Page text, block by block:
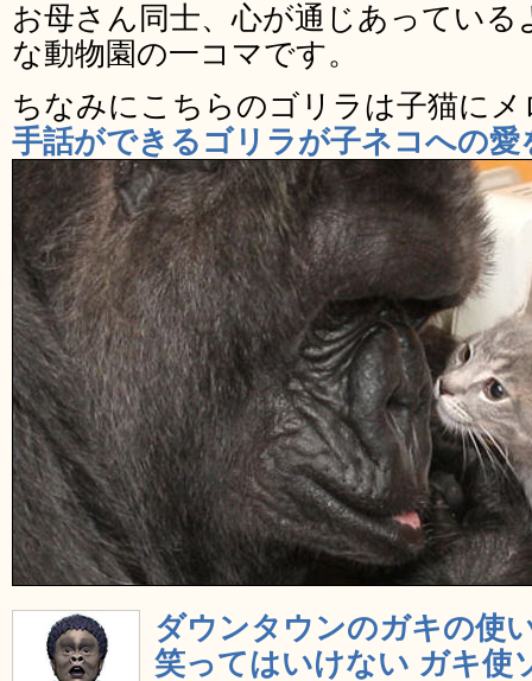
お母さん同士、心が通じあってい
な動物園の一コマです。
ちなみにこちらのゴリラは子猫に
手話ができるゴリラが子ネコへの愛
ダウンタウンのガキの使
笑ってはいけない ガキ使